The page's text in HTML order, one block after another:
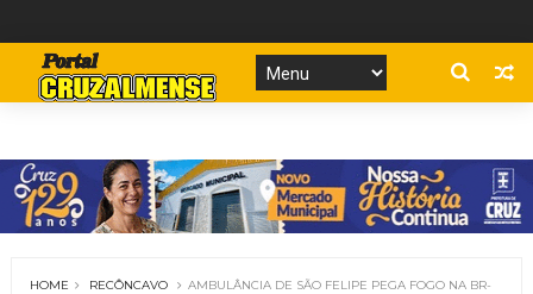
HOME RECÔNCAVO
AMBULÂNCIA DE SÃO FELIPE PEGA FOGO NA BR-